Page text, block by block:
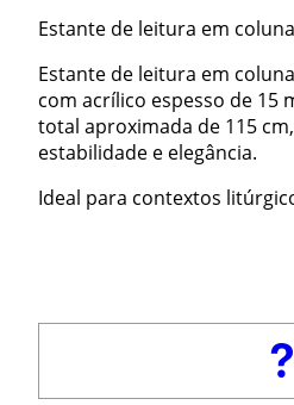
Estante de leitura em
Estante de leitura em
com acrílico espesso de 15
total aproximada de 115
estabilidade e elegância.
Ideal para contextos